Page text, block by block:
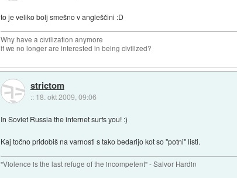
to je veliko bolj smešno v angleščini :D
Why have a civilization anymore
if we no longer are interested in being civilized?
strictom
:: 18. okt 2009, 09:06
In Soviet Russia the internet surfs you! :)
Kaj točno pridobiš na varnosti s tako bedarijo kot so "potni" listi.
"Violence is the last refuge of the incompetent" - Salvor Hardin